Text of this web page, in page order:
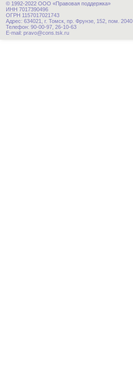
© 1992-2022 ООО «Правовая поддержка»
ИНН 7017390496
ОГРН 1157017021743
Адрес: 634021, г. Томск, пр. Фрунзе, 152, пом. 2040
Телефон: 90-00-97, 26-10-63
E-mail: pravo@cons.tsk.ru